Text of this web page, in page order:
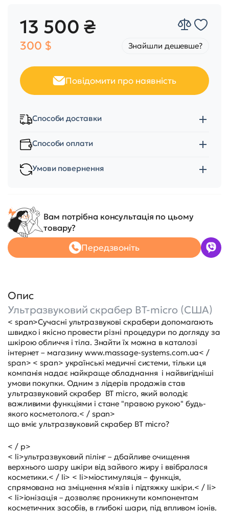
13 500 ₴
300 $ Знайшли дешевше?
Повідомити про наявність
Способи доставки
Способи оплати
Умови повернення
Вам потрібна консультація по цьому
товару?
Передзвоніть
Опис
Ультразвуковий скрабер BT-micro (США)
< span>Сучасні ультразвукові скрабери допомагають
швидко і якісно провести різні процедури по догляду за
шкірою обличчя і тіла. Знайти їх можна в каталозі
інтернет – магазину www.massage-systems.com.ua< /
span> < span> українські медичні системи, тільки ця
компанія надає найкраще обладнання і найвигідніші
умови покупки. Одним з лідерів продажів став
ультразвуковий скрабер BT micro, який володіє
важливими функціями і стане "правою рукою" будь-
якого косметолога.< / span>
що вміє ультразвуковий скрабер BT micro?
< / p>
< li>ультразвуковий пілінг – дбайливе очищення
верхнього шару шкіри від зайвого жиру і ввібралася
косметики.< / li> < li>міостимуляція – функція,
спрямована на зміцнення м'язів і підтяжку шкіри.< / li>
< li>іонізація – дозволяє проникнути компонентам
косметичних засобів, в глибокі шари, під впливом іонів.